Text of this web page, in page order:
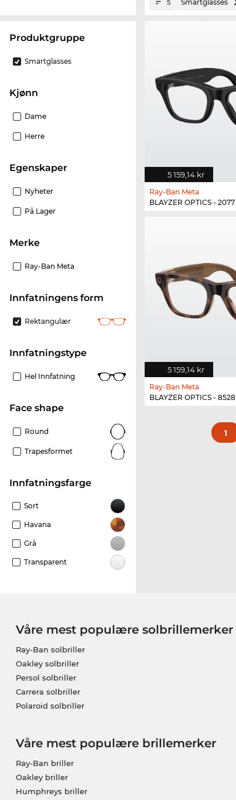
Produktgruppe
Smartglasses
Kjønn
Dame
Herre
Egenskaper
Nyheter
På Lager
merke
Ray-Ban Meta
Innfatningens form
Rektangulær
Innfatningstype
Hel Innfatning
Face shape
Round
Trapesformet
Innfatningsfarge
Sort
Havana
Grå
Transparent
5 Smartglasses
5 159,14 kr
Ray-Ban Meta
BLAYZER OPTICS - 2077
5 159,14 kr
Ray-Ban Meta
BLAYZER OPTICS - 8528
1
Våre mest populære solbrillemerker
Ray-Ban solbriller
Oakley solbriller
Persol solbriller
Carrera solbriller
Polaroid solbriller
Våre mest populære brillemerker
Ray-Ban briller
Oakley briller
Humphreys briller